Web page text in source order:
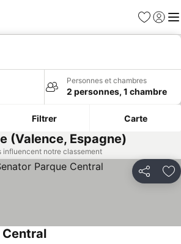
Favoris
Se
Personnes et chambres
2 personnes, 1 chambre
Filtrer Carte
(Valence, Espagne)
influencent notre classement
Partager
Central